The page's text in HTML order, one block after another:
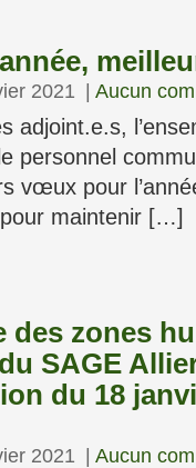
2021 Aucun
adjoint.e.s,
personnel
vœux pour
maintenir […]
des zones
SAGE
du 18
2021 Aucun